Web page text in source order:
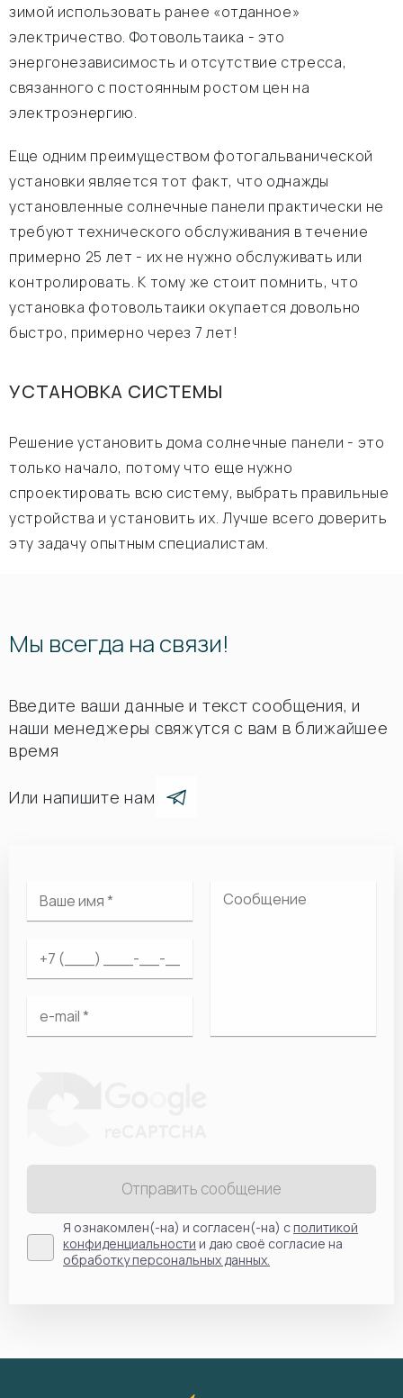
зимой использовать ранее «отданное»
электричество. Фотовольтаика - это
энергонезависимость и отсутствие стресса,
связанного с постоянным ростом цен на
электроэнергию.
Еще одним преимуществом фотогальванической
установки является тот факт, что однажды
установленные солнечные панели практически не
требуют технического обслуживания в течение
примерно 25 лет - их не нужно обслуживать или
контролировать. К тому же стоит помнить, что
установка фотовольтаики окупается довольно
быстро, примерно через 7 лет!
УСТАНОВКА СИСТЕМЫ
Решение установить дома солнечные панели - это
только начало, потому что еще нужно
спроектировать всю систему, выбрать правильные
устройства и установить их. Лучше всего доверить
эту задачу опытным специалистам.
Мы всегда на связи!
Введите ваши данные и текст сообщения, и
наши менеджеры свяжутся с вам в ближайшее
время
Или напишите нам
Отправить сообщение
Я ознакомлен(-на) и согласен(-на) сполитикой
конфиденциальности и даю своё согласие на
обработку персональных данных.